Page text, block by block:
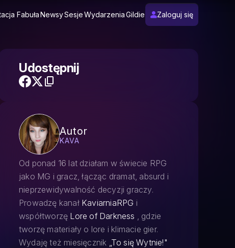
FabułaNewsySesjeWydarzeniaGildie Zaloguj się
Udostępnij
Autor
KAVA
Od ponad 16 lat działam w świecie RPG
jako MG i gracz, łącząc dramat, absurd i
nieprzewidywalność decyzji graczy.
Prowadzę kanał KaviarniaRPG i
współtworzę Lore of Darkness , gdzie
tworzę materiały o lore i klimacie gier.
Wydaję też miesięcznik „To się Wytnie!"